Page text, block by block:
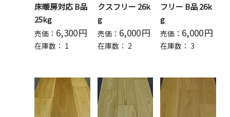
床暖房対応 B品
25kg
売価： 6,300円
在庫数： 1
クスフリー 26k
g
売価： 6,000円
在庫数： 2
フリー B品 26k
g
売価： 6,000円
在庫数： 3